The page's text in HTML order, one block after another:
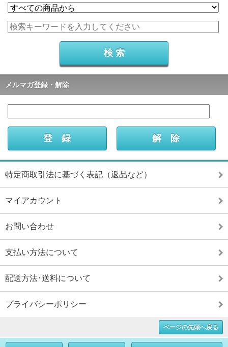
メルマガ登録・解除
特定商取引法に基づく表記（返品など）
マイアカウント
お問い合わせ
支払い方法について
配送方法･送料について
プライバシーポリシー
ページの先頭へ戻る